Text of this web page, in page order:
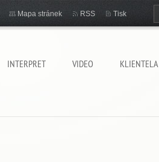
INTERPRET VIDEO KLIENTELA
Mapa stránek RSS Tisk